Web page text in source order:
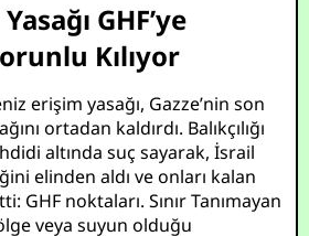
GHF’ye
Kılıyor
erişim yasağı, Gazze’nin son
ortadan kaldırdı. Balıkçılığı
altında suç sayarak, İsrail
elinden aldı ve onları kalan
GHF noktaları. Sınır Tanımayan
veya suyun olduğu